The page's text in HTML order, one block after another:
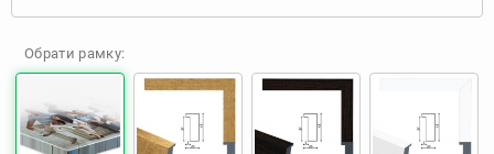
Розмір: 60x90 Ціна: 1650 грн
Розмір: 80x120 Ціна: 2050 грн
Обрати рамку: